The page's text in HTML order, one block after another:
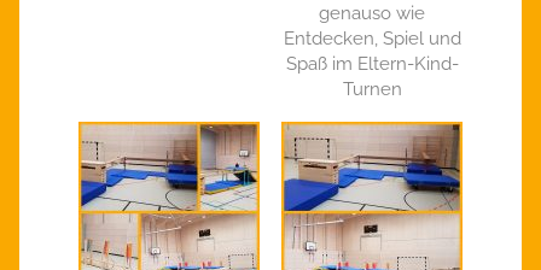
genauso wie
Entdecken, Spiel und
Spaß im Eltern-Kind-
Turnen